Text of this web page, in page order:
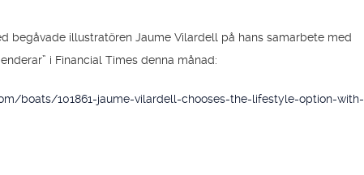
begåvade illustratören Jaume Vilardell på hans samarbete med
i Financial Times denna månad:
boats/101861-jaume-vilardell-chooses-the-lifestyle-option-with-